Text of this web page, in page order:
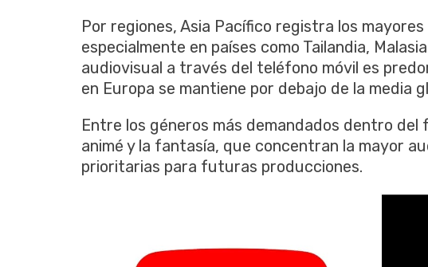
Por regiones, Asia Pacífico registra los
especialmente en países como Tailandia,
audiovisual a través del teléfono móvil es
en Europa se mantiene por debajo de la media
Entre los géneros más demandados dentro
animé y la fantasía, que concentran la mayor
prioritarias para futuras producciones.